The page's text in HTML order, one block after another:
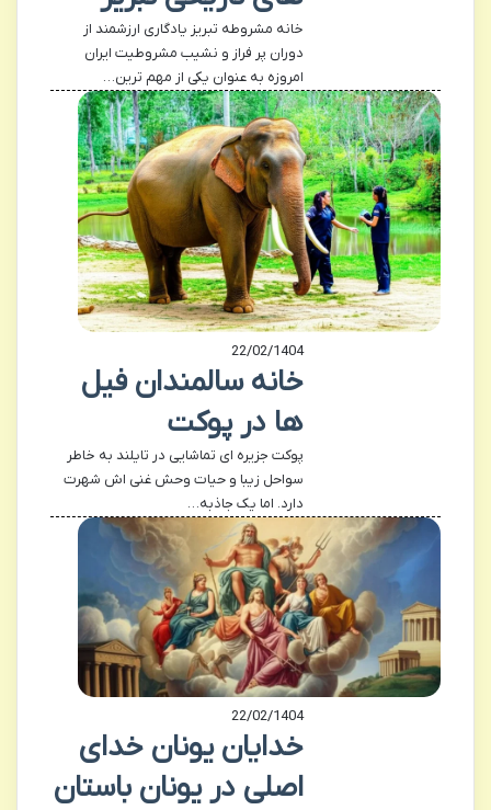
خانه مشروطه تبریز یادگاری ارزشمند از
دوران پر فراز و نشیب مشروطیت ایران
امروزه به عنوان یکی از مهم ترین…
22/02/1404
خانه سالمندان فیل
ها در پوکت
پوکت جزیره ای تماشایی در تایلند به خاطر
سواحل زیبا و حیات وحش غنی اش شهرت
دارد. اما یک جاذبه…
22/02/1404
خدایان یونان خدای
اصلی در یونان باستان